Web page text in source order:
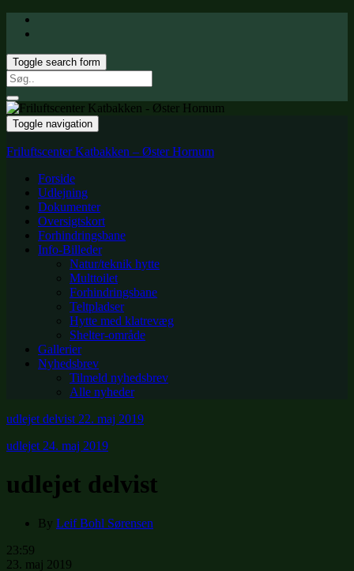
Toggle search form
Search
for:
Toggle navigation
Friluftscenter Katbakken – Øster Hornum
Forside
Udlejning
Dokumenter
Oversigtskort
Forhindringsbane
Info-Billeder
Natur/teknik hytte
Multtoilet
Forhindringsbane
Teltpladser
Hytte med klatrevæg
Shelter-område
Gallerier
Nyhedsbrev
Tilmeld nyhedsbrev
Alle nyheder
udlejet delvist 22. maj 2019
udlejet 24. maj 2019
udlejet delvist
By Leif Bohl Sørensen
udlejet
delvist
23:59
23. maj 2019